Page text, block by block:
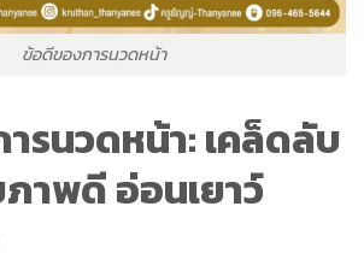
ข้อดีของการนวดหน้า
รนวดหน้า: เคล็ดลับ
าพดี อ่อนเยาว์